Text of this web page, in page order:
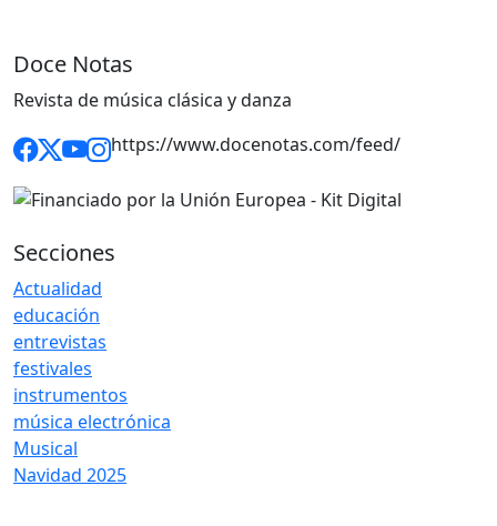
Doce Notas
Revista de música clásica y danza
https://www.docenotas.com/feed/
Secciones
Actualidad
educación
entrevistas
festivales
instrumentos
música electrónica
Musical
Navidad 2025